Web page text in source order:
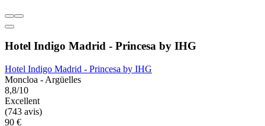
Hotel Indigo Madrid - Princesa by IHG
Hotel Indigo Madrid - Princesa by IHG
Moncloa - Argüelles
8,8/10
Excellent
(743 avis)
90 €